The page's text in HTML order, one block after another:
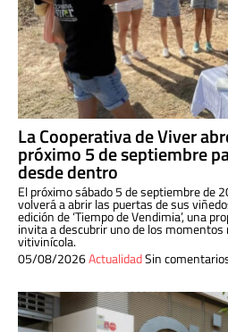
La Cooperativa de Viver
próximo 5 de septiembre
desde dentro
El próximo sábado 5 de septiembre de
volverá a abrir las puertas de sus
edición de ‘Tiempo de Vendimia’, una
invita a descubrir uno de los
vitivinícola.
05/08/2026ActualidadSin